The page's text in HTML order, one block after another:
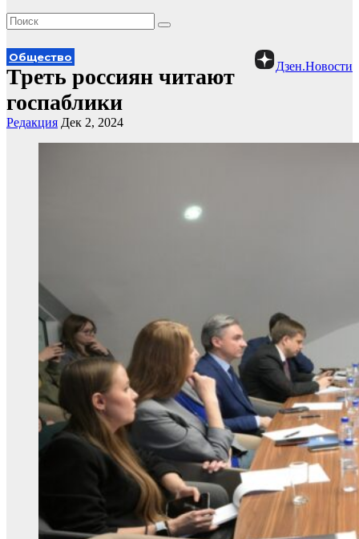
Дзен.Новости
Общество
Треть россиян читают
госпаблики
Редакция Дек 2, 2024